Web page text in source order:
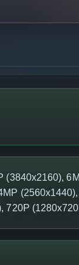
(3840x2160),
720P